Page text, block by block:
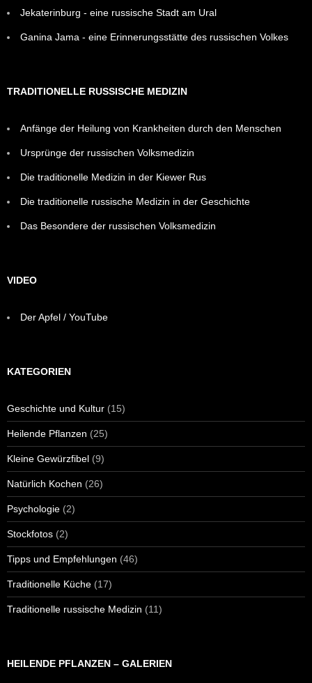
Jekaterinburg - eine russische Stadt am Ural
Ganina Jama - eine Erinnerungsstätte des russischen Volkes
TRADITIONELLE RUSSISCHE MEDIZIN
Anfänge der Heilung von Krankheiten durch den Menschen
Ursprünge der russischen Volksmedizin
Die traditionelle Medizin in der Kiewer Rus
Die traditionelle russische Medizin in der Geschichte
Das Besondere der russischen Volksmedizin
VIDEO
Der Apfel / YouTube
KATEGORIEN
Geschichte und Kultur (15)
Heilende Pflanzen (25)
Kleine Gewürzfibel (9)
Natürlich Kochen (26)
Psychologie (2)
Stockfotos (2)
Tipps und Empfehlungen (46)
Traditionelle Küche (17)
Traditionelle russische Medizin (11)
HEILENDE PFLANZEN – GALERIEN